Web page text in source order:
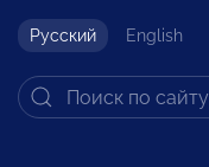
Русский English